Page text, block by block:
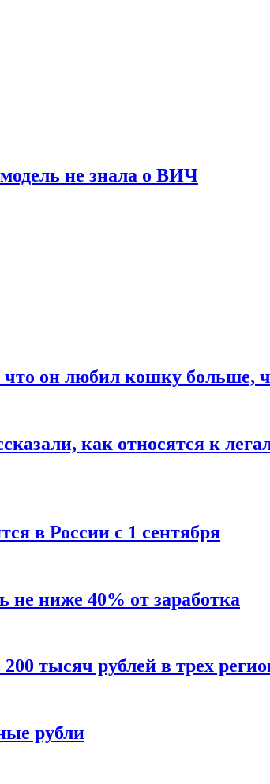
не знала о ВИЧ
что он любил кошку больше,
как относятся к
в России с 1 сентября
ниже 40% от заработка
тысяч рублей в трех
рубли